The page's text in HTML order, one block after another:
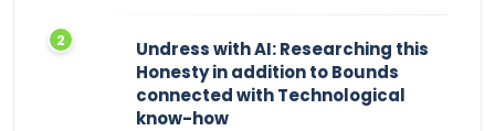
Undress with AI: Researching this
Honesty in addition to Bounds
connected with Technological
know-how